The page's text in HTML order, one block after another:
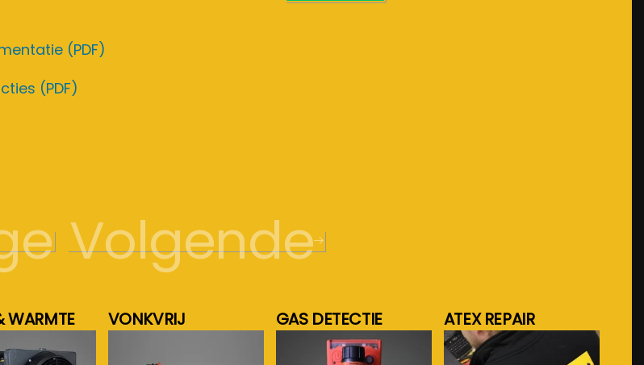
(PDF)
(PDF)
Volgende
WARMTE VONKVRIJ GAS DETECTIE ATEX REPAIR